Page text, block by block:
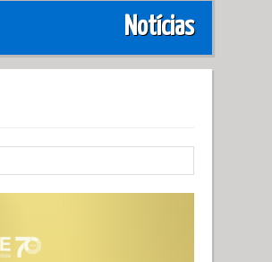
Notícias